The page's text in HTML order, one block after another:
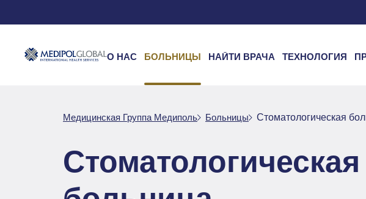
О НАС БОЛЬНИЦЫ НАЙТИ ВРАЧА ТЕХНОЛОГИЯ
Медицинская Группа Медиполь Больницы Стоматологическая
Стоматологическая